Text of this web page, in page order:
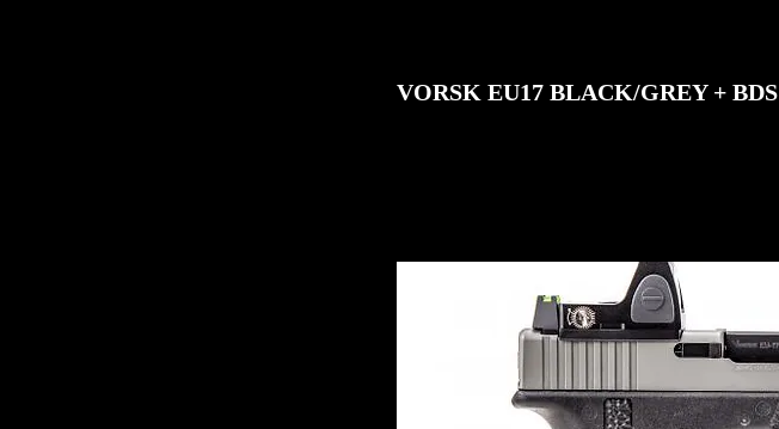
VORSK EU17 BLACK/GREY + BDS